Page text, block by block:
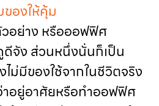
องให้คุ้ม
วอย่าง หรือออฟฟิศ
ดีจัง ส่วนหนึ่งนั่นก็เป็น
ไม่มีของใช้จากในชีวิตจริง
าอยู่อาศัยหรือทำออฟฟิศ